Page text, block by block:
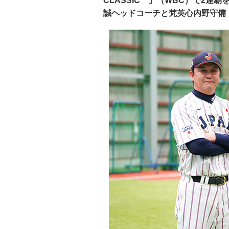
誠ヘッドコーチと梵英心内野守